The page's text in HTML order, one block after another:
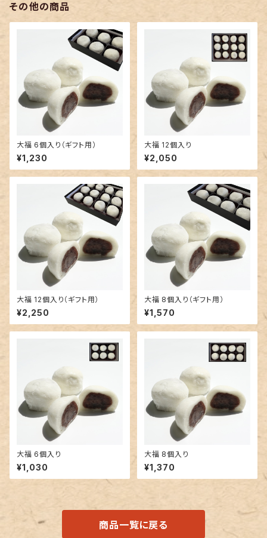
その他の商品
大福 6個入り（ギフト用）
¥1,230
大福 12個入り
¥2,050
大福 12個入り（ギフト用）
¥2,250
大福 8個入り（ギフト用）
¥1,570
大福 6個入り
¥1,030
大福 8個入り
¥1,370
商品一覧に戻る